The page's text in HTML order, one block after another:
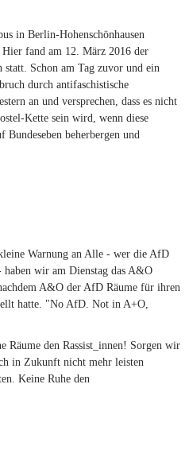
in Berlin-Hohenschönhausen
fand am 12. März 2016 der
Schon am Tag zuvor und ein
durch antifaschistische
an und versprechen, dass es nicht
Kette sein wird, wenn diese
beherbergen und
Warnung an Alle - wer die AfD
wir am Dienstag das A&O
A&O der AfD Räume für ihren
hatte. "No AfD. Not in A+O,
den Rassist_innen! Sorgen wir
in Zukunft nicht mehr leisten
Keine Ruhe den